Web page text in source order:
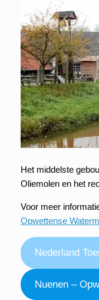
Het middelste
Oliemolen en het
Voor meer
Opwettense
Nederland
Nuenen –